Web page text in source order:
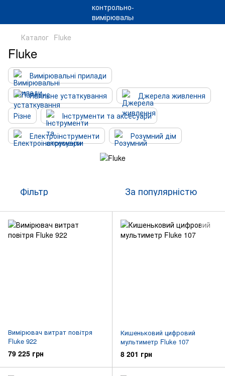
Каталог Fluke
Fluke
Вимірювальні прилади
Паяльне устаткування
Джерела живлення
Різне
Інструменти та аксесуари
Електроінструменти
Розумний дім
Фільтр За популярністю
Вимірювач витрат повітря
Fluke 922
79 225 грн
Кишеньковий цифровий
мультиметр Fluke 107
8 201 грн